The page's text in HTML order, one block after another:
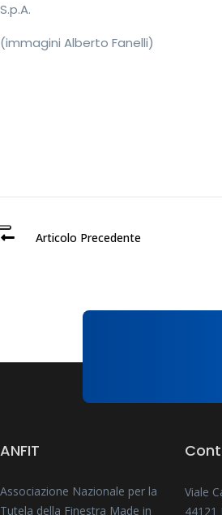
S.p.A.
(immagini Alberto Fanelli)
Articolo Precedente
ANFIT
Associazione Nazionale per la
Tutela della Finestra Made in
Viale
44121